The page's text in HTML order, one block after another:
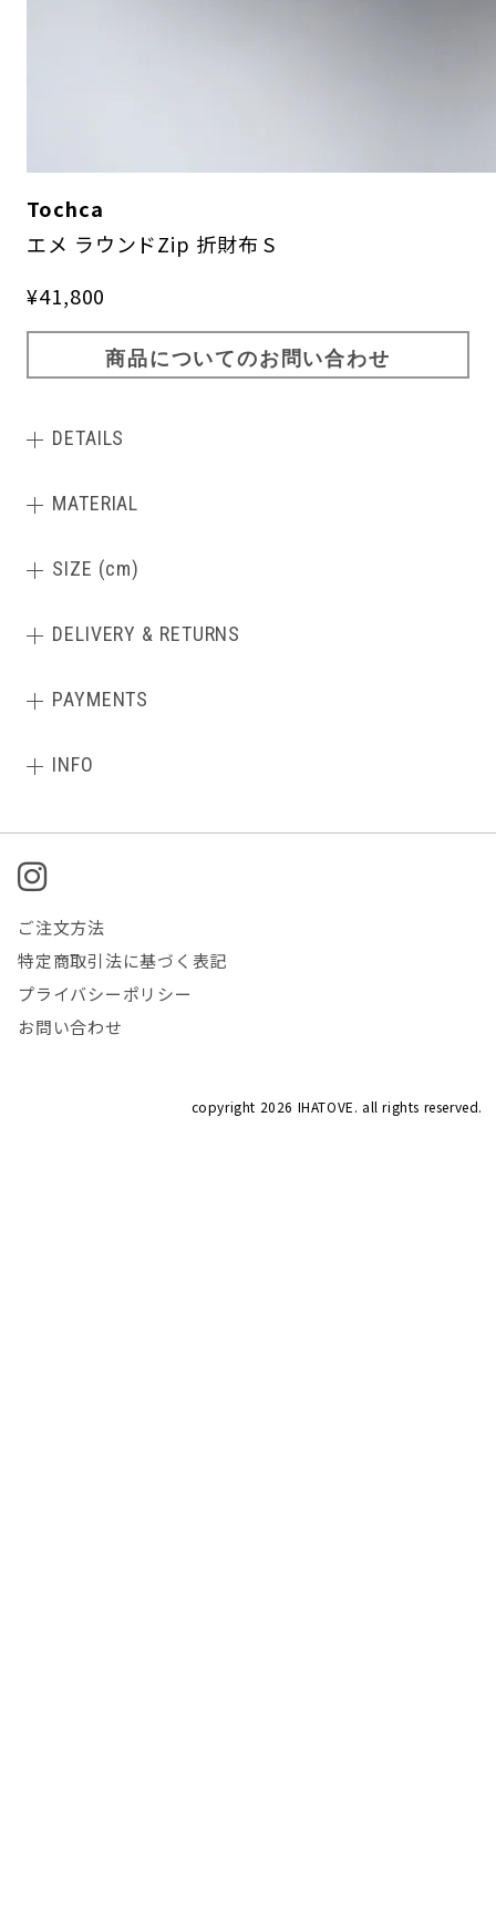
Tochca
エメ ラウンドZip 折財布 S
¥41,800
商品についてのお問い合わせ
DETAILS
MATERIAL
SIZE (cm)
DELIVERY & RETURNS
PAYMENTS
INFO
ご注文方法
特定商取引法に基づく表記
プライバシーポリシー
お問い合わせ
copyright 2026 IHATOVE. all rights reserved.